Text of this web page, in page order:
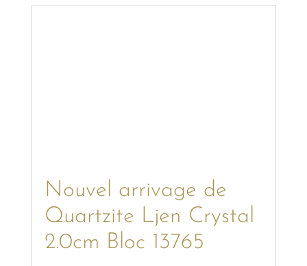
Nouvel arrivage de
Quartzite Ljen Crystal
2.0cm Bloc 13765